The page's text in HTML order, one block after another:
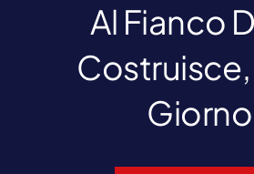
Al Fianco